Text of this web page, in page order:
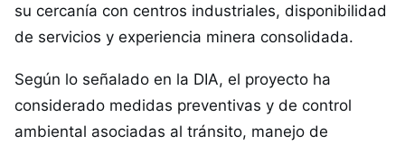
su cercanía con centros industriales, disponibilidad
de servicios y experiencia minera consolidada.
Según lo señalado en la DIA, el proyecto ha
considerado medidas preventivas y de control
ambiental asociadas al tránsito, manejo de